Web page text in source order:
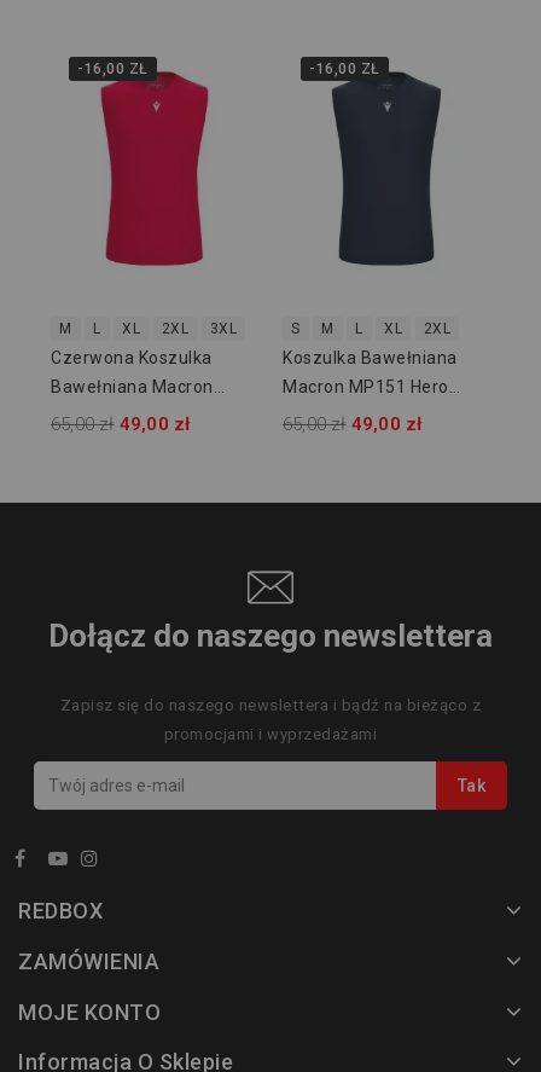
-16,00 ZŁ
M L XL 2XL 3XL
Czerwona Koszulka
Bawełniana Macron
MP151 Hero 907302
65,00 zł 49,00 zł
-16,00 ZŁ
S M L XL 2XL
Koszulka Bawełniana
Macron MP151 Hero
907307
65,00 zł 49,00 zł
Dołącz do naszego newslettera
Zapisz się do naszego newslettera i bądź na bieżąco z
promocjami i wyprzedażami
REDBOX
ZAMÓWIENIA
MOJE KONTO
Informacja O Sklepie